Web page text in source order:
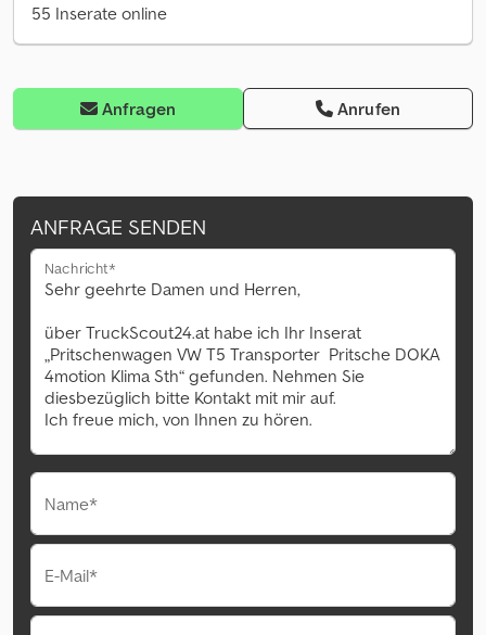
55 Inserate online
Anfragen Anrufen
ANFRAGE SENDEN
Nachricht*
Name*
E-Mail*